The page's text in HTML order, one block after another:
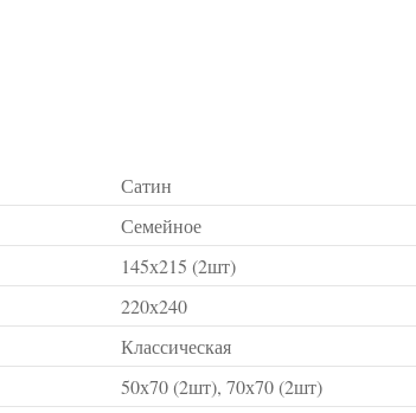
Сатин
Семейное
145х215 (2шт)
220х240
Классическая
50х70 (2шт), 70х70 (2шт)